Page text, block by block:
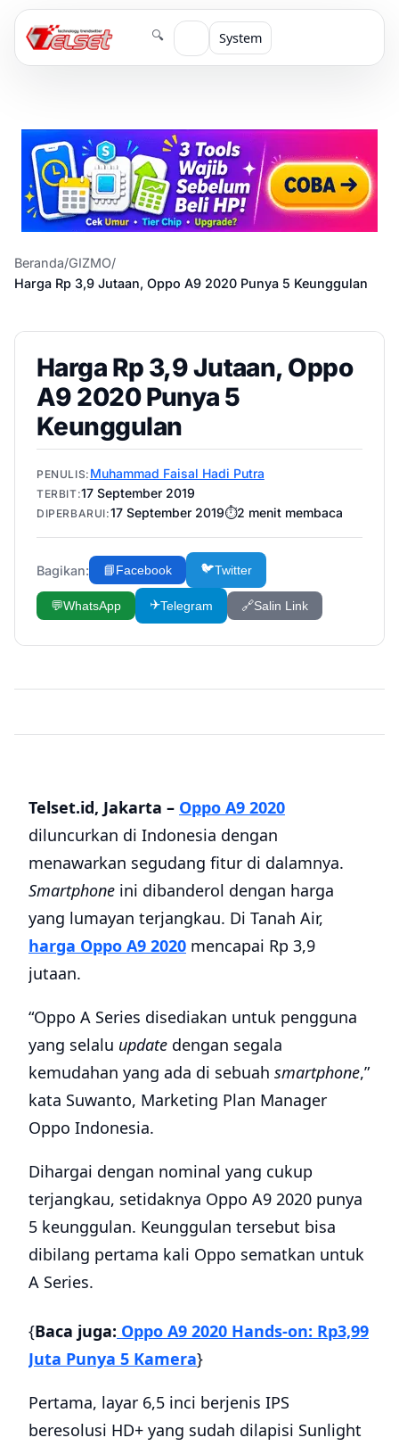
🔍 System
Beranda/GIZMO/
Harga Rp 3,9 Jutaan, Oppo A9 2020 Punya 5 Keunggulan
Harga Rp 3,9 Jutaan, Oppo
A9 2020 Punya 5
Keunggulan
PENULIS: Muhammad Faisal Hadi Putra
TERBIT:17 September 2019
DIPERBARUI:17 September 2019⏱️2 menit membaca
Bagikan: 📘Facebook 🐦Twitter
💬WhatsApp ✈️Telegram 🔗Salin Link
Telset.id, Jakarta – Oppo A9 2020
diluncurkan di Indonesia dengan
menawarkan segudang fitur di dalamnya.
Smartphone ini dibanderol dengan harga
yang lumayan terjangkau. Di Tanah Air,
harga Oppo A9 2020 mencapai Rp 3,9
jutaan.
“Oppo A Series disediakan untuk pengguna
yang selalu update dengan segala
kemudahan yang ada di sebuah smartphone,”
kata Suwanto, Marketing Plan Manager
Oppo Indonesia.
Dihargai dengan nominal yang cukup
terjangkau, setidaknya Oppo A9 2020 punya
5 keunggulan. Keunggulan tersebut bisa
dibilang pertama kali Oppo sematkan untuk
A Series.
{Baca juga: Oppo A9 2020 Hands-on: Rp3,99
Juta Punya 5 Kamera}
Pertama, layar 6,5 inci berjenis IPS
beresolusi HD+ yang sudah dilapisi Sunlight